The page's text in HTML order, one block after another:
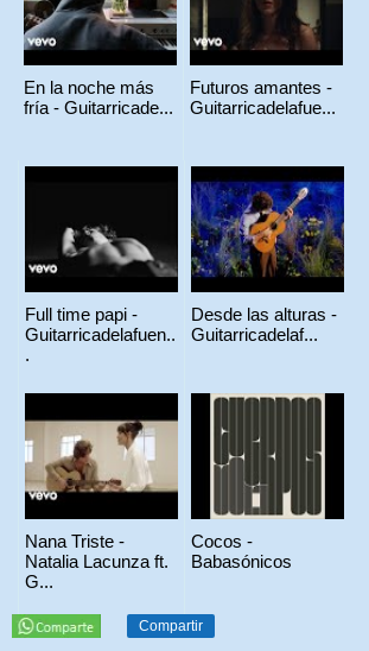
En la noche más
fría - Guitarricade...
Futuros amantes -
Guitarricadelafue...
Full time papi -
Guitarricadelafuen..
.
Desde las alturas -
Guitarricadelaf...
Nana Triste -
Natalia Lacunza ft.
G...
Cocos -
Babasónicos
Compartir